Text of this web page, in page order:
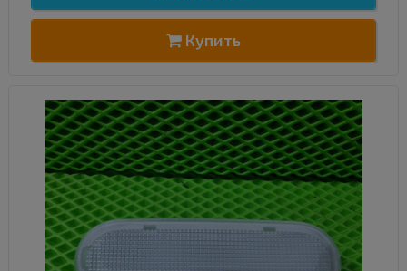
Купить